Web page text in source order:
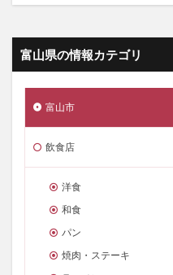
富山県の情報カテゴリ
富山市
飲食店
洋食
和食
パン
焼肉・ステーキ